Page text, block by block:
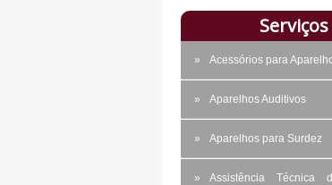
Serviços
Acessórios para
Aparelhos Auditivos
Aparelhos para Surdez
Assistência Técnica